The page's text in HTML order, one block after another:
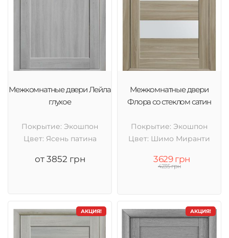
Межкомнатные двери Лейла
глухое
Покрытие: Экошпон
Цвет: Ясень патина
от 3852 грн
Межкомнатные двери
Флора со стеклом сатин
Покрытие: Экошпон
Цвет: Шимо Миранти
3629 грн
4235 грн
АКЦИЯ! АКЦИЯ!